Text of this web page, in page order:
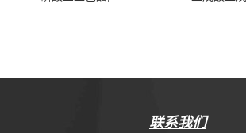
联系我们